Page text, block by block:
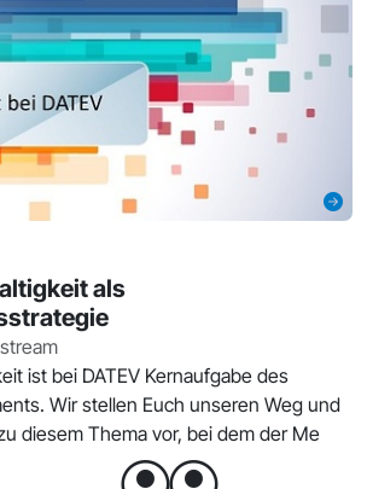
als
ist bei DATEV Kernaufgabe des
Wir stellen Euch unseren Weg und
diesem Thema vor, bei dem der Me